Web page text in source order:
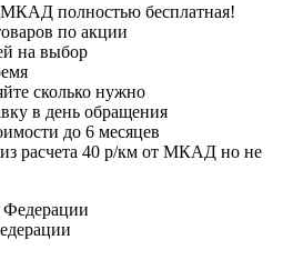
МКАД полностью бесплатная!
по акции
на выбор
сколько нужно
в день обращения
до 6 месяцев
расчета 40 р/км от МКАД но не